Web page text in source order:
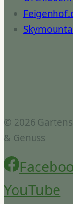
© 2026
& Genuss
YouTube